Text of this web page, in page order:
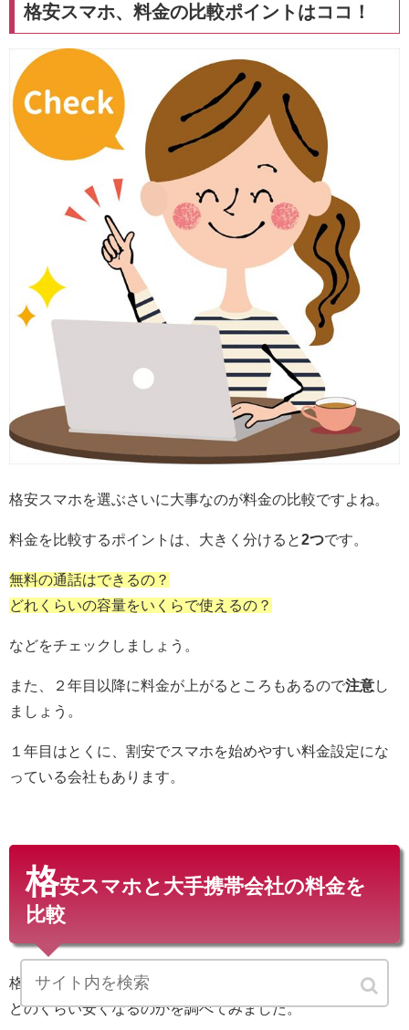
格安スマホ、料金の比較ポイントはココ！
格安スマホを選ぶさいに大事なのが料金の比較ですよね。
料金を比較するポイントは、大きく分けると2つです。
無料の通話はできるの？
どれくらいの容量をいくらで使えるの？
などをチェックしましょう。
また、２年目以降に料金が上がるところもあるので注意し
ましょう。
１年目はとくに、割安でスマホを始めやすい料金設定にな
っている会社もあります。
格安スマホと大手携帯会社の料金を
比較
格安スマホは、大手携帯会社（大手キャリア）と比べて、
どのくらい安くなるのかを調べてみました。